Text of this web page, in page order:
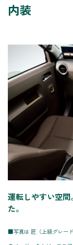
内装
運転しやすい空
た。
■写真は 匠（上級グレー